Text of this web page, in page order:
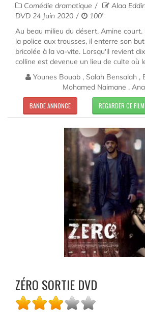
Comédie dramatique Alaa
DVD 24 Juin 2020
100'
Au beau milieu du désert, Amine
la police aux trousses, il enterre son
bricolée à la va-vite. Lorsqu'il revient
colline est devenue un lieu de culte où
Younes Bouab , Salah Bensalah ,
Mohamed Naimane ,
BANDE ANNONCE REGARDER CE FILM
ZÉRO SORTIE DVD